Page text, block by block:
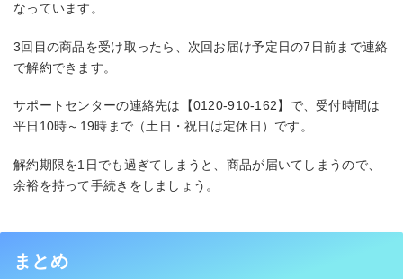
なっています。
3回目の商品を受け取ったら、次回お届け予定日の7日前まで連絡
で解約できます。
サポートセンターの連絡先は【0120-910-162】で、受付時間は
平日10時～19時まで（土日・祝日は定休日）です。
解約期限を1日でも過ぎてしまうと、商品が届いてしまうので、
余裕を持って手続きをしましょう。
まとめ